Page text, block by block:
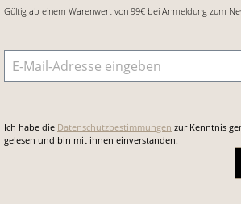
Gültig ab einem Warenwert von 99€ bei Anmeldung zum
E-Mail-Adresse
Ich habe die Datenschutzbestimmungen zur Kenntnis
gelesen und bin mit ihnen einverstanden.